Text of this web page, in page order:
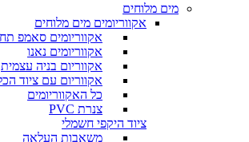
מים מלוחים
אקווריומים מים מלוחים
אקווריומים סאמפ
אקווריומים נאנו
אקווריום בניה עצמית
אקווריום עם ציוד
כל האקווריומים
צנרת PVC
ציוד היקפי חשמלי
משאבות העלאה